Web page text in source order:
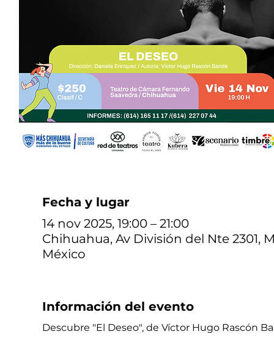
Fecha y lugar
14 nov 2025, 19:00 – 21:00
Chihuahua, Av División del Nte 2301,
México
Información del evento
Descubre "El Deseo", de Víctor Hugo Rascón